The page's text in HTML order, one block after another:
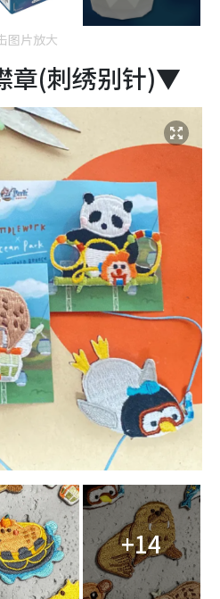
图片放大
章(刺绣别针)▼
+14